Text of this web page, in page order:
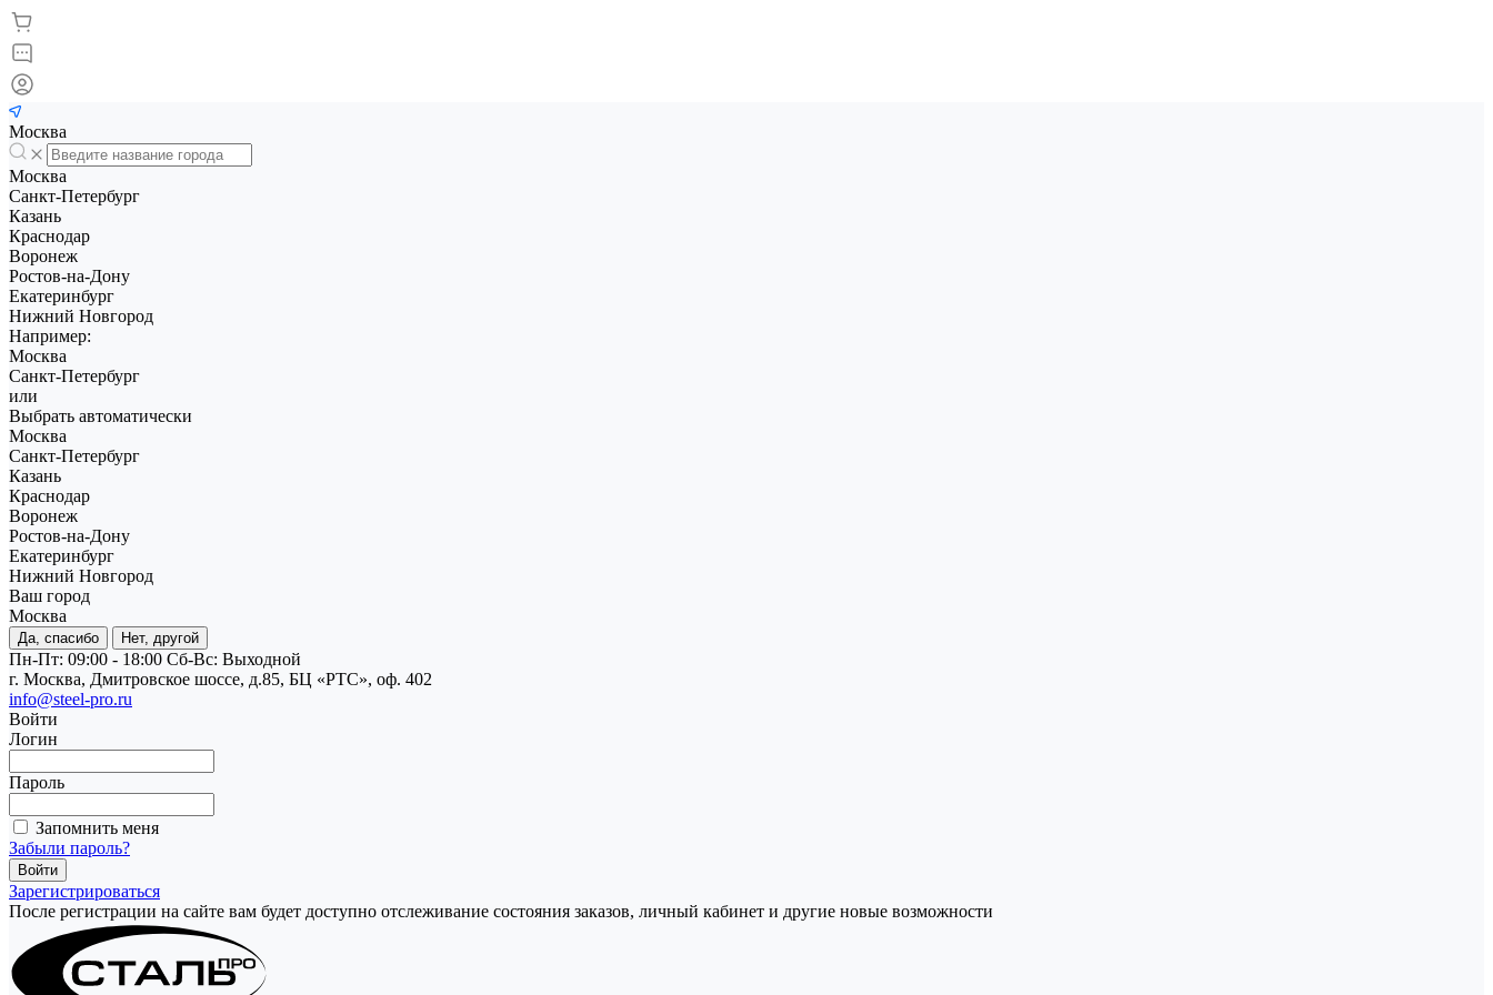
Москва
Москва
Санкт-Петербург
Казань
Краснодар
Воронеж
Ростов-на-Дону
Екатеринбург
Нижний Новгород
Например:
Москва
Санкт-Петербург
или
Выбрать автоматически
Москва
Санкт-Петербург
Казань
Краснодар
Воронеж
Ростов-на-Дону
Екатеринбург
Нижний Новгород
Ваш город
Москва
Да, спасибо Нет, другой
Пн-Пт: 09:00 - 18:00 Cб-Вс: Выходной
г. Москва, Дмитровское шоссе, д.85, БЦ «РТС», оф. 402
info@steel-pro.ru
Войти
Логин
Пароль
Запомнить меня
Забыли пароль?
Зарегистрироваться
После регистрации на сайте вам будет доступно отслеживание состояния заказов, личный кабинет и другие новые возможности